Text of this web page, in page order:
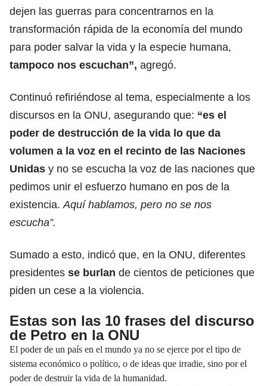
dejen las guerras para concentrarnos en la
transformación rápida de la economía del mundo
para poder salvar la vida y la especie humana,
tampoco nos escuchan”, agregó.
Continuó refiriéndose al tema, especialmente a los
discursos en la ONU, asegurando que: “es el
poder de destrucción de la vida lo que da
volumen a la voz en el recinto de las Naciones
Unidas y no se escucha la voz de las naciones que
pedimos unir el esfuerzo humano en pos de la
existencia. Aquí hablamos, pero no se nos
escucha”.
Sumado a esto, indicó que, en la ONU, diferentes
presidentes se burlan de cientos de peticiones que
piden un cese a la violencia.
Estas son las 10 frases del discurso
de Petro en la ONU
El poder de un país en el mundo ya no se ejerce por el tipo de
sistema económico o político, o de ideas que irradie, sino por el
poder de destruir la vida de la humanidad.